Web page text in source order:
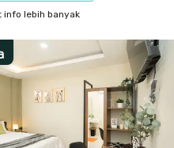
info lebih banyak